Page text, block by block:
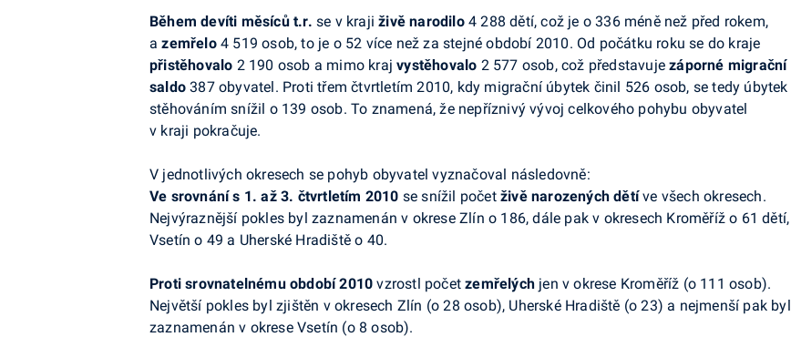
Během devíti měsíců t.r. se v krajiživě narodilo4 288 dětí, což je o 336 méně než před rokem,
a zemřelo4 519 osob, to je o 52 více než za stejné období 2010. Od počátku roku se do kraje
přistěhovalo 2 190 osob a mimo krajvystěhovalo 2 577 osob, což představujezáporné migrační
saldo 387 obyvatel. Proti třem čtvrtletím 2010, kdy migrační úbytek činil 526 osob, se tedy úbytek
stěhováním snížil o 139 osob. To znamená, že nepříznivý vývoj celkového pohybu obyvatel
v kraji pokračuje.
V jednotlivých okresech se pohyb obyvatel vyznačoval následovně:
Ve srovnání s 1. až 3. čtvrtletím 2010 se snížil početživě narozených dětíve všech okresech.
Nejvýraznější pokles byl zaznamenán v okrese Zlín o 186, dále pak v okresech Kroměříž o 61 dětí,
Vsetín o 49 a Uherské Hradiště o 40.
Proti srovnatelnému období 2010 vzrostl početzemřelých jen v okrese Kroměříž (o 111 osob).
Největší pokles byl zjištěn v okresech Zlín (o 28 osob), Uherské Hradiště (o 23) a nejmenší pak byl
zaznamenán v okrese Vsetín (o 8 osob).